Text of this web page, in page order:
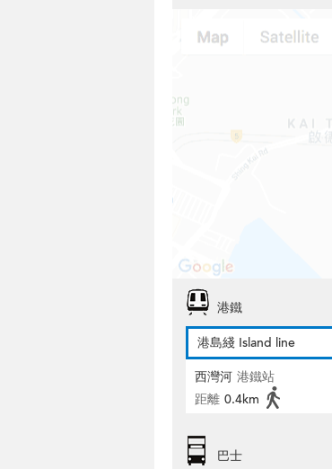
港鐵
港島綫 Island line
西灣河 港鐵站
距離 0.4km
巴士